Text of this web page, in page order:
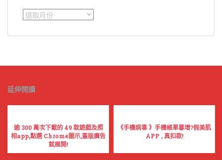
彙
延伸閱讀
逾 300 萬次下載的 49 款遊戲及照
相app,點選 Chrome圖示,蓋版廣告
就展開!
《手機病毒 》手機帳單暴增?假美肌
APP , 真扣款!